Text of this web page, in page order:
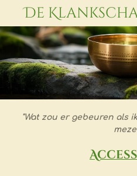
naar
hoofdinhoud
De
"Wat zou er gebeuren als